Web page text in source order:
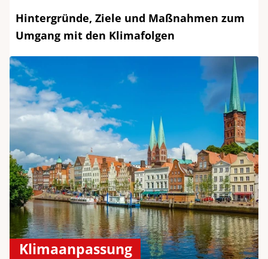
Hintergründe, Ziele und Maßnahmen zum
Umgang mit den Klimafolgen
Klimaanpassung